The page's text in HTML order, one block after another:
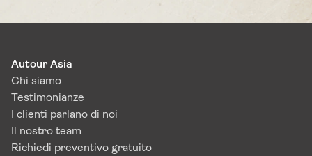
Autour Asia
Chi siamo
Testimonianze
I clienti parlano di noi
Il nostro team
Richiedi preventivo gratuito